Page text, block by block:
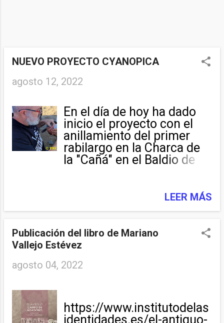
NUEVO PROYECTO CYANOPICA
agosto 12, 2022
En el día de hoy ha dado
inicio el proyecto con el
anillamiento del primer
rabilargo en la Charca de
la "Cañá" en el Baldio de
a centrar los esfuerzos del
mismo en Martiago ya que
condiciones necesarias
para su desarrollo.
Serradilla anillando al
Rabilargo 0A.
LEER MÁS
Publicación del libro de Mariano
Vallejo Estévez
agosto 04, 2022
https://www.institutodelas
identidades.es/el-antiguo-